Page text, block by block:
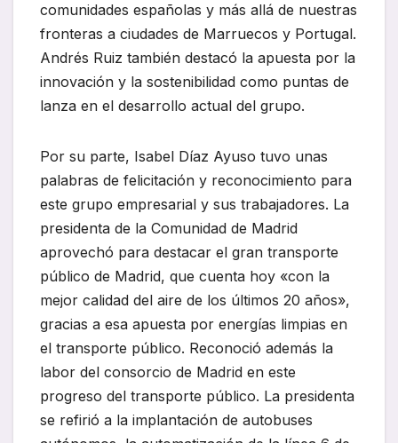
comunidades españolas y más allá de nuestras
fronteras a ciudades de Marruecos y Portugal.
Andrés Ruiz también destacó la apuesta por la
innovación y la sostenibilidad como puntas de
lanza en el desarrollo actual del grupo.
Por su parte, Isabel Díaz Ayuso tuvo unas
palabras de felicitación y reconocimiento para
este grupo empresarial y sus trabajadores. La
presidenta de la Comunidad de Madrid
aprovechó para destacar el gran transporte
público de Madrid, que cuenta hoy «con la
mejor calidad del aire de los últimos 20 años»,
gracias a esa apuesta por energías limpias en
el transporte público. Reconoció además la
labor del consorcio de Madrid en este
progreso del transporte público. La presidenta
se refirió a la implantación de autobuses